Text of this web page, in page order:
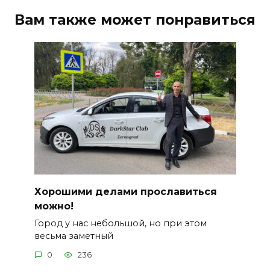
Вам также может понравиться
Хорошими делами прославиться
можно!
Город у нас небольшой, но при этом
весьма заметный
0 236